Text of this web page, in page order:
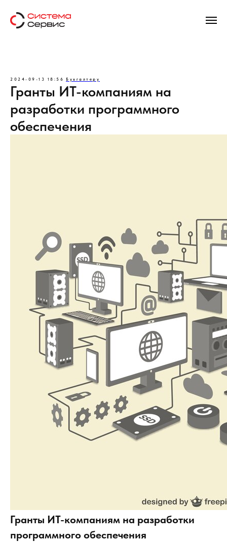
2024-09-13 18:56 Бухгалтеру
Гранты ИТ-компаниям на
разработки программного
обеспечения
Гранты ИТ-компаниям на разработки
программного обеспечения